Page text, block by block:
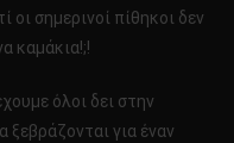
οι σημερινοί πίθηκοι δεν
καμάκια!;!
όλοι δει στην
ξεβράζονται για έναν